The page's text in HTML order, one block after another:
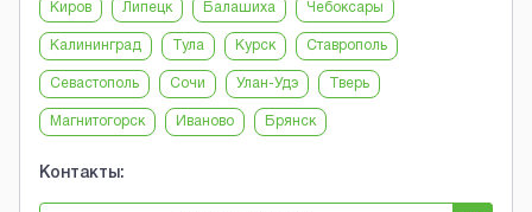
Киров Липецк Балашиха Чебоксары
Калининград Тула Курск Ставрополь
Севастополь Сочи Улан-Удэ Тверь
Магнитогорск Иваново Брянск
Контакты: